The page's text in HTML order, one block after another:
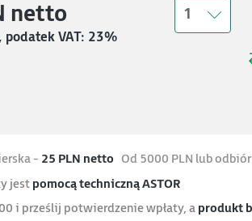
1
netto
podatek VAT: 23%
- 25 PLN netto Od 5000 PLN lub
jest pomocą techniczną ASTOR
i prześlij potwierdzenie wpłaty, a produkt